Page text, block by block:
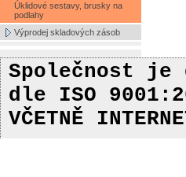
Úklidové sestavy, brusky na
podlahy
Výprodej skladových zásob
Společnost
dle ISO
VČETNĚ